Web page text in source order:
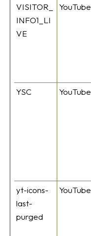
VISITOR_
INFO1_LI
VE
YouTube
YSC YouTube
yt-icons-
last-
purged
YouTube